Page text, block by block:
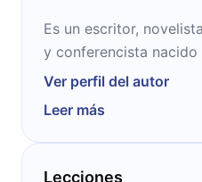
Es un escritor,
y conferencista nacido
en 1959. Es licenciado
Máster en Edición.
imparte conferencias.
recurrentes se
Ver perfil del autor
Leer más
Lecciones